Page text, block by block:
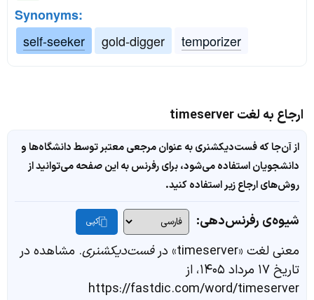
Synonyms:
self-seeker
gold-digger temporizer
ارجاع به لغت timeserver
از آن‌جا که فست‌دیکشنری به عنوان مرجعی معتبر توسط دانشگاه‌ها و
دانشجویان استفاده می‌شود، برای رفرنس به این صفحه می‌توانید از
روش‌های ارجاع زیر استفاده کنید.
شیوه‌ی رفرنس‌دهی: کپی
معنی لغت «timeserver» در فست‌دیکشنری. مشاهده در
تاریخ ۱۷ مرداد ۱۴۰۵، از
https://fastdic.com/word/timeserver